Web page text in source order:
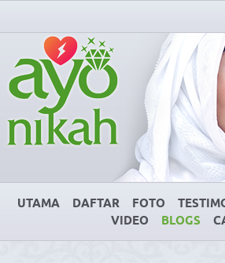
UTAMA DAFTAR FOTO
VIDEO
BLOGS